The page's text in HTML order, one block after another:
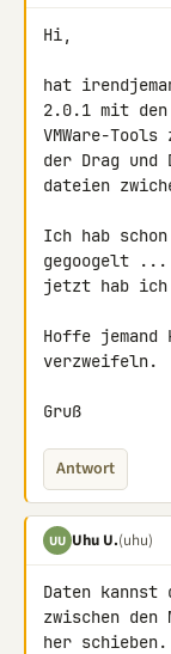
Hi,
hat
2.0.1 mit den
VMWare-
der Drag und
dateien
Ich hab
gegoogelt
jetzt hab ich
Hoffe
verzweifeln.
Gruß
Antwort
UU Uhu U.(uhu)
Daten kannst
zwischen den
her schieben.